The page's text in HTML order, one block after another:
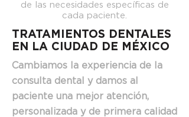
de las necesidades específicas de
cada paciente.
TRATAMIENTOS DENTALES
EN LA CIUDAD DE MÉXICO
Cambiamos la experiencia de la
consulta dental y damos al
paciente una mejor atención,
personalizada y de primera calidad